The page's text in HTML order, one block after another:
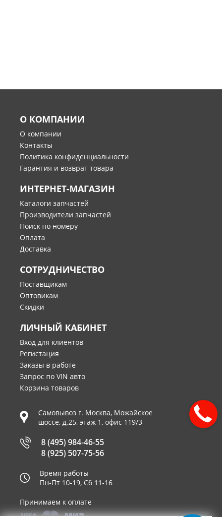
О КОМПАНИИ
О компании
Контакты
Политика конфиденциальности
Гарантия и возврат товара
ИНТЕРНЕТ-МАГАЗИН
Каталоги запчастей
Производители запчастей
Поиск по номеру
Оплата
Доставка
СОТРУДНИЧЕСТВО
Поставщикам
Оптовикам
Скидки
ЛИЧНЫЙ КАБИНЕТ
Вход для клиентов
Регистация
Заказы в работе
Запрос по VIN авто
Корзина товаров
Самовывоз г. Москва, Можайское
шоссе, д.25, этаж 1, офис 119/3
8 (495) 984-46-55
8 (925) 507-75-56
Время работы
Пн-Пт 10-19, Сб 11-16
Принимаем к оплате